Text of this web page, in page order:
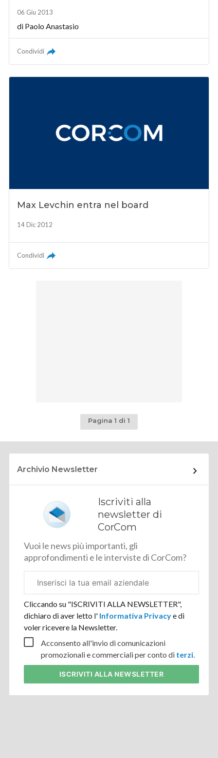
06 Giu 2013
di Paolo Anastasio
Condividi
Max Levchin entra nel board
14 Dic 2012
Condividi
Pagina 1 di 1
Archivio Newsletter
Iscriviti alla
newsletter di
CorCom
Vuoi le news più importanti, gli
approfondimenti e le interviste di CorCom?
aziendale
Cliccando su "ISCRIVITI ALLA NEWSLETTER",
dichiaro di aver letto l' Informativa Privacye di
voler ricevere la Newsletter.
Acconsento all'invio di comunicazioni
promozionali e commerciali per conto di terzi.
ISCRIVITI ALLA NEWSLETTER